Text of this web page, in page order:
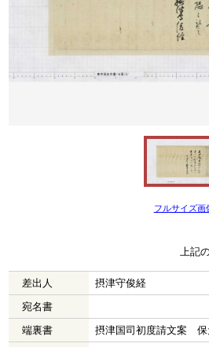
フルサイズ画
上記
差出人
摂津守俊経
宛名書
端裏書
摂津国司初度請文案 保